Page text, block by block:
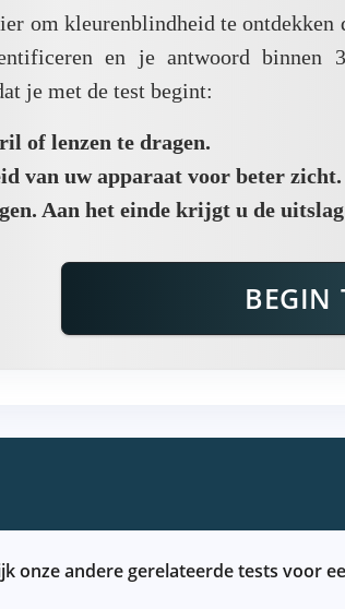
om kleurenblindheid te
en je antwoord binnen
je met de test begint:
of lenzen te dragen.
van uw apparaat voor beter zicht.
Aan het einde krijgt u de
BEGIN
onze andere gerelateerde tests voor